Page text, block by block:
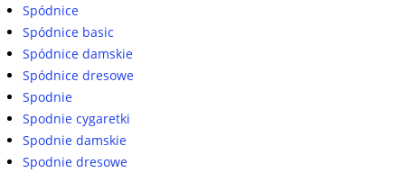
Spódnice
Spódnice basic
Spódnice damskie
Spódnice dresowe
Spodnie
Spodnie cygaretki
Spodnie damskie
Spodnie dresowe